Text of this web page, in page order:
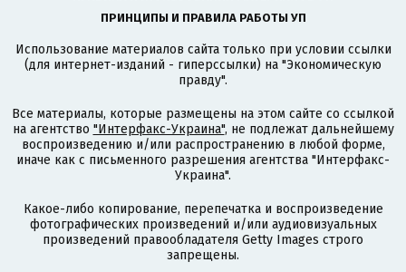
ПРИНЦИПЫ И ПРАВИЛА РАБОТЫ УП
Использование материалов сайта только при условии ссылки
(для интернет-изданий - гиперссылки) на "Экономическую
правду".
Все материалы, которые размещены на этом сайте со ссылкой
на агентство "Интерфакс-Украина", не подлежат дальнейшему
воспроизведению и/или распространению в любой форме,
иначе как с письменного разрешения агентства "Интерфакс-
Украина".
Какое-либо копирование, перепечатка и воспроизведение
фотографических произведений и/или аудиовизуальных
произведений правообладателя Getty Images строго
запрещены.